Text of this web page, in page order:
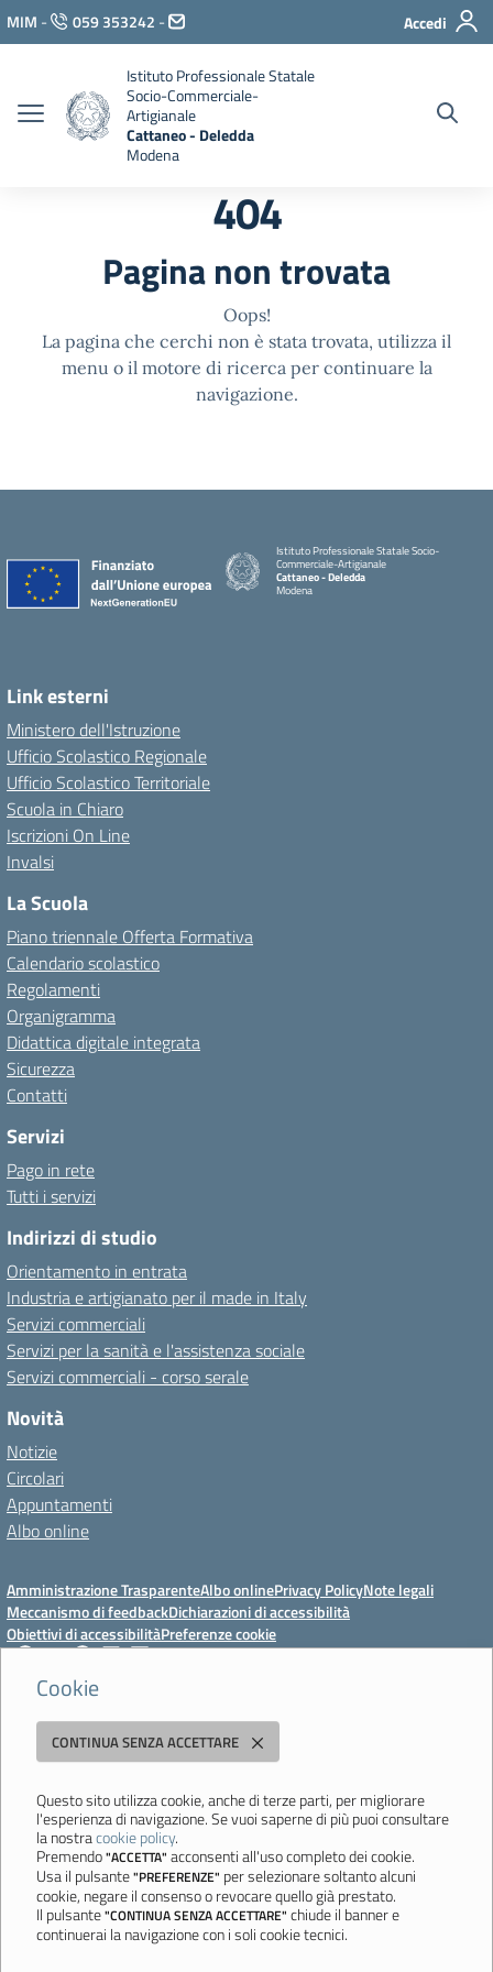
Cookie
CONTINUA SENZA ACCETTARE
Questo sito utilizza cookie, anche di terze parti, per migliorare
l'esperienza di navigazione. Se vuoi saperne di più puoi consultare
la nostracookie policy.
Premendo"ACCETTA" acconsenti all'uso completo dei cookie.
Usa il pulsante"PREFERENZE" per selezionare soltanto alcuni
cookie, negare il consenso o revocare quello già prestato.
Il pulsante"CONTINUA SENZA ACCETTARE" chiude il banner e
continuerai la navigazione con i soli cookie tecnici.
Vai ai contenuti
Vai al menu di navigazione
Vai al footer
MIM - 059 353242 - Accedi
Istituto Professionale Statale
Socio-Commerciale-
Artigianale
Cattaneo - Deledda
Modena
404
Pagina non trovata
Oops!
La pagina che cerchi non è stata trovata, utilizza il
menu o il motore di ricerca per continuare la
navigazione.
Istituto Professionale Statale Socio-
Commerciale-Artigianale
Cattaneo - Deledda
Modena
Link esterni
Ministero dell'Istruzione
Ufficio Scolastico Regionale
Ufficio Scolastico Territoriale
Scuola in Chiaro
Iscrizioni On Line
Invalsi
La Scuola
Piano triennale Offerta Formativa
Calendario scolastico
Regolamenti
Organigramma
Didattica digitale integrata
Sicurezza
Contatti
Servizi
Pago in rete
Tutti i servizi
Indirizzi di studio
Orientamento in entrata
Industria e artigianato per il made in Italy
Servizi commerciali
Servizi per la sanità e l'assistenza sociale
Servizi commerciali - corso serale
Novità
Notizie
Circolari
Appuntamenti
Albo online
Amministrazione TrasparenteAlbo onlinePrivacy PolicyNote legali
Meccanismo di feedbackDichiarazioni di accessibilità
Obiettivi di accessibilitàPreferenze cookie
Istituto Professionale Statale Socio-Commerciale-Artigianale "Cattaneo -
Deledda"
351005 - Email:morc08000g@istruzione.it- PEC:
morc08000g@pec.istruzione.it
Codice meccanografico: MORC08000G - C.F. 94177200360
Ultimo aggiornamento: Mercoledì, 29 Luglio 2026 ore 10:08